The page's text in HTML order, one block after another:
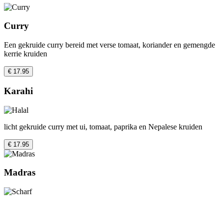
Curry
Een gekruide curry bereid met verse tomaat, koriander en gemengde
kerrie kruiden
€ 17.95
Karahi
licht gekruide curry met ui, tomaat, paprika en Nepalese kruiden
€ 17.95
Madras